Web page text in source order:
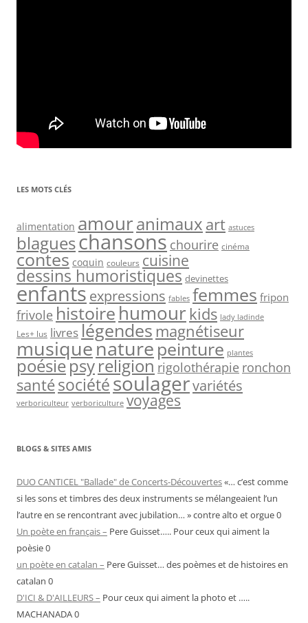
LES MOTS CLÉS
alimentation amouranimaux art astuces
blagueschansons chourire cinéma
contes coquin couleurs cuisine
dessins humoristiques devinettes
enfantsexpressions fables femmes fripon
frivole histoire humour kids lady ladinde
Les+ lus livreslégendes magnétiseur
musiquenature peinture plantes
poésiepsyreligion rigolothérapie ronchon
santésociétésoulagervariétés
verboriculteur verboriculture voyages
BLOGS & SITES AMIS
DUO CANTICEL "Ballade" de Concerts-Découvertes«… c’est comme
si les sons et timbres des deux instruments se mélangeaient l’un
l’autre en se rencontrant avec jubilation… » contre alto et orgue 0
Un poète en français – Pere Guisset….. Pour ceux qui aiment la
poèsie 0
un poète en catalan – Pere Guisset… des poèmes et de histoires en
catalan 0
D'ICI & D'AILLEURS – Pour ceux qui aiment la photo et …..
MACHANADA 0